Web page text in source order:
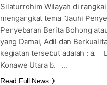
Silaturrohim Wilayah di
mengangkat tema “Jauhi
Penyebaran Berita Bohong
yang Damai, Adil dan
kegiatan tersebut adalah : a.
Konawe Utara b. …
Read Full News